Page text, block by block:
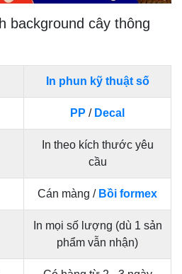
background cây thông
In phun kỹ thuật số
PP / Decal
In theo kích thước yêu
cầu
Cán màng / Bồi formex
In mọi số lượng (dù 1 sản
phẩm vẫn nhận)